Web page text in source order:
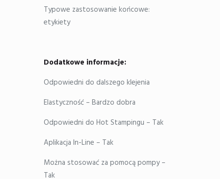
Typowe zastosowanie końcowe:
etykiety
Dodatkowe informacje:
Odpowiedni do dalszego klejenia
Elastyczność – Bardzo dobra
Odpowiedni do Hot Stampingu – Tak
Aplikacja In-Line – Tak
Można stosować za pomocą pompy –
Tak